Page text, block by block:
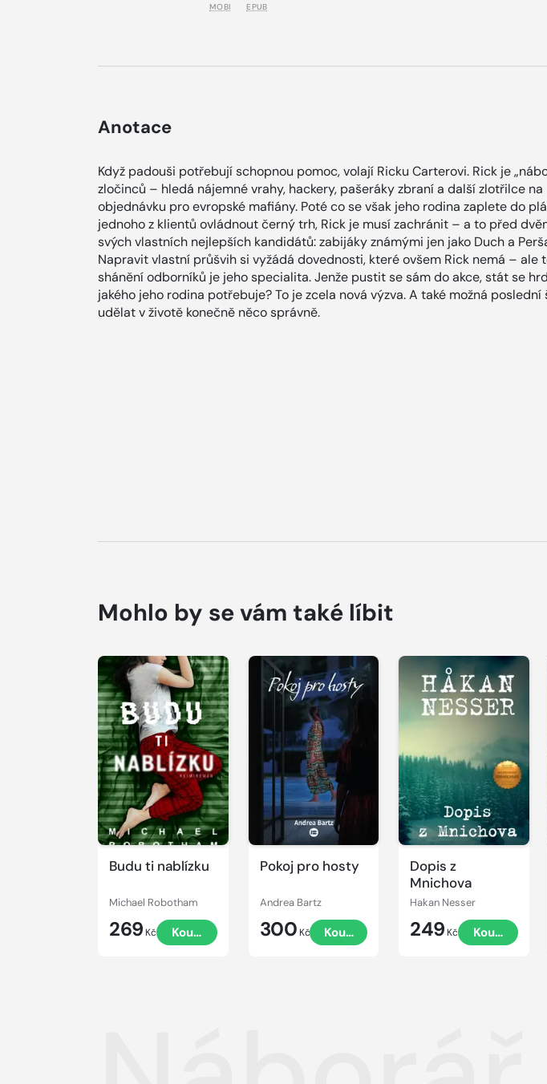
MOBI EPUB
Anotace
Když padouši potřebují schopnou pomoc, volají Ricku Carterovi. Rick je
zločinců – hledá nájemné vrahy, hackery, pašeráky zbraní a další zlotřilce na
objednávku pro evropské mafiány. Poté co se však jeho rodina zaplete do
jednoho z klientů ovládnout černý trh, Rick je musí zachránit – a to před
svých vlastních nejlepších kandidátů: zabijáky známými jen jako Duch a
Napravit vlastní průšvih si vyžádá dovednosti, které ovšem Rick nemá – ale
shánění odborníků je jeho specialita. Jenže pustit se sám do akce, stát se
jakého jeho rodina potřebuje? To je zcela nová výzva. A také možná poslední
udělat v životě konečně něco správně.
Mohlo by se vám také líbit
Budu ti nablízku
Michael Robotham
269 Kč Koupit
Pokoj pro hosty
Andrea Bartz
300 Kč Koupit
Dopis z
Mnichova
Hakan Nesser
249 Kč Koupit